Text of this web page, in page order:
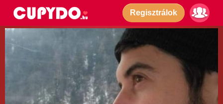
Regisztrálok